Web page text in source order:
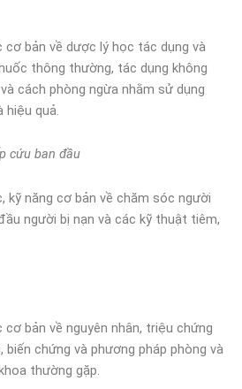
cơ bản về dược lý học tác dụng và
thông thường, tác dụng không
cách phòng ngừa nhằm sử dụng
quả.
cứu ban đầu
kỹ năng cơ bản về chăm sóc người
người bị nạn và các kỹ thuật tiêm,
bản về nguyên nhân, triệu chứng
biến chứng và phương pháp phòng và
thường gặp.